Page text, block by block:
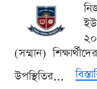
(সম্মান)
উপস্থিতির...